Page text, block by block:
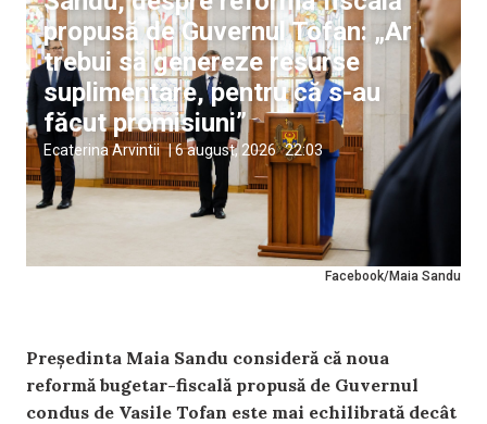
Facebook/Maia Sandu
propusă de Guvernul Tofan: „Ar
trebui să genereze resurse
suplimentare, pentru că s-au
făcut promisiuni”
Ecaterina Arvintii |6 august, 2026 22:03
Președinta Maia Sandu consideră că noua
reformă bugetar-fiscală propusă de Guvernul
condus de Vasile Tofan este mai echilibrată decât